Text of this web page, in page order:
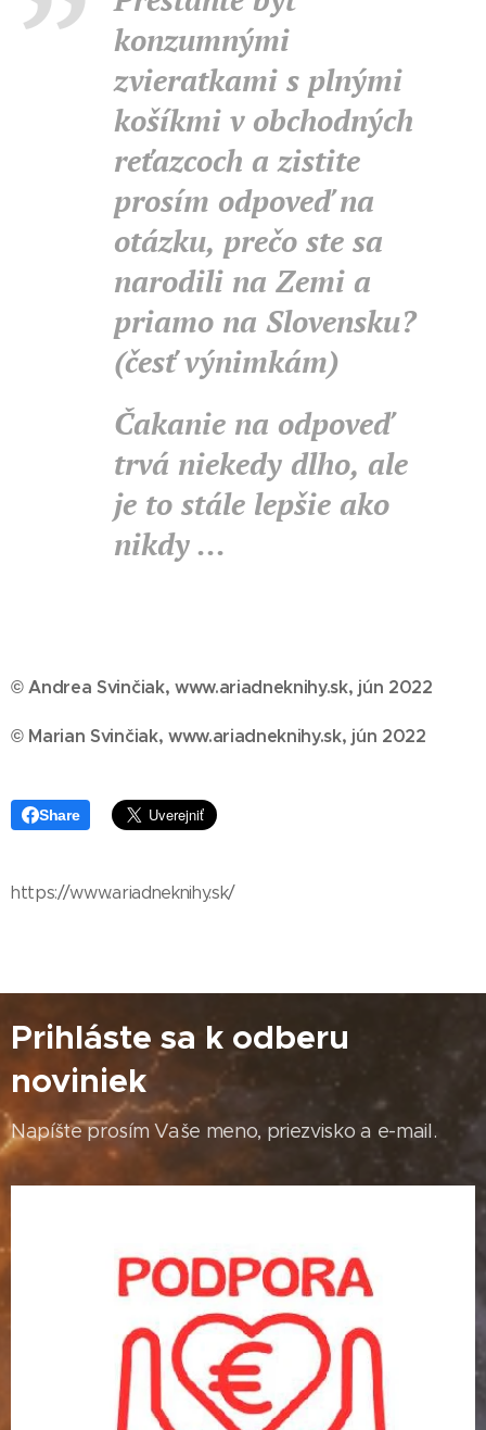
konzumnými
zvieratkami s plnými
košíkmi v obchodných
reťazcoch a zistite
prosím odpoveď na
otázku, prečo ste sa
narodili na Zemi a
priamo na Slovensku?
(česť výnimkám)
Čakanie na odpoveď
trvá niekedy dlho, ale
je to stále lepšie ako
nikdy ...
© Andrea Svinčiak, www.ariadneknihy.sk, jún 2022
© Marian Svinčiak, www.ariadneknihy.sk, jún 2022
Share
https://www.ariadneknihy.sk/
Prihláste sa k odberu
noviniek
Napíšte prosím Vaše meno, priezvisko a e-mail.